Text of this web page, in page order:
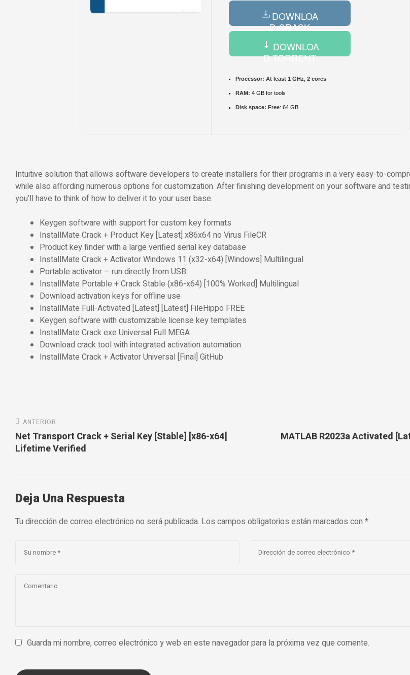
DOWNLOA
D CRACK
DOWNLOA
D TORRENT
Processor: At least 1 GHz, 2 cores
RAM: 4 GB for tools
Disk space: Free: 64 GB
Intuitive solution that allows software developers to create installers for their programs in a very easy-to-
while also affording numerous options for customization. After finishing development on your software and
you’ll have to think of how to deliver it to your user base.
Keygen software with support for custom key formats
InstallMate Crack + Product Key [Latest] x86x64 no Virus FileCR
Product key finder with a large verified serial key database
InstallMate Crack + Activator Windows 11 (x32-x64) [Windows] Multilingual
Portable activator – run directly from USB
InstallMate Portable + Crack Stable (x86-x64) [100% Worked] Multilingual
Download activation keys for offline use
InstallMate Full-Activated [Latest] [Latest] FileHippo FREE
Keygen software with customizable license key templates
InstallMate Crack exe Universal Full MEGA
Download crack tool with integrated activation automation
InstallMate Crack + Activator Universal [Final] GitHub
Navegación
de
ANTERIOR
Net Transport Crack + Serial Key [Stable] [x86-x64]
Lifetime Verified
MATLAB R2023a Activated
Deja Una Respuesta
Tu dirección de correo electrónico no será publicada. Los campos obligatorios están marcados con *
Guarda mi nombre, correo electrónico y web en este navegador para la próxima vez que comente.